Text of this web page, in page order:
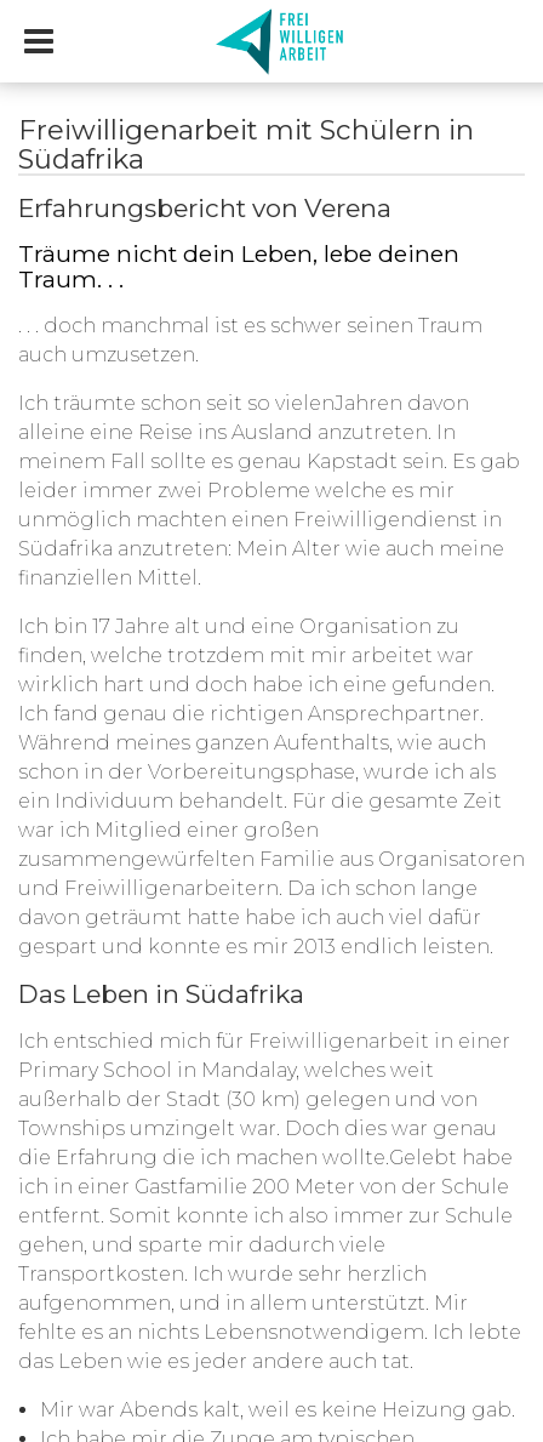
Freiwilligenarbeit mit Schülern in
Südafrika
Erfahrungsbericht von Verena
Träume nicht dein Leben, lebe deinen
Traum. . .
. . . doch manchmal ist es schwer seinen Traum
auch umzusetzen.
Ich träumte schon seit so vielenJahren davon
alleine eine Reise ins Ausland anzutreten. In
meinem Fall sollte es genau Kapstadt sein. Es gab
leider immer zwei Probleme welche es mir
unmöglich machten einen Freiwilligendienst in
Südafrika anzutreten: Mein Alter wie auch meine
finanziellen Mittel.
Ich bin 17 Jahre alt und eine Organisation zu
finden, welche trotzdem mit mir arbeitet war
wirklich hart und doch habe ich eine gefunden.
Ich fand genau die richtigen Ansprechpartner.
Während meines ganzen Aufenthalts, wie auch
schon in der Vorbereitungsphase, wurde ich als
ein Individuum behandelt. Für die gesamte Zeit
war ich Mitglied einer großen
zusammengewürfelten Familie aus Organisatoren
und Freiwilligenarbeitern. Da ich schon lange
davon geträumt hatte habe ich auch viel dafür
gespart und konnte es mir 2013 endlich leisten.
Das Leben in Südafrika
Ich entschied mich für Freiwilligenarbeit in einer
Primary School in Mandalay, welches weit
außerhalb der Stadt (30 km) gelegen und von
Townships umzingelt war. Doch dies war genau
die Erfahrung die ich machen wollte.Gelebt habe
ich in einer Gastfamilie 200 Meter von der Schule
entfernt. Somit konnte ich also immer zur Schule
gehen, und sparte mir dadurch viele
Transportkosten. Ich wurde sehr herzlich
aufgenommen, und in allem unterstützt. Mir
fehlte es an nichts Lebensnotwendigem. Ich lebte
das Leben wie es jeder andere auch tat.
Mir war Abends kalt, weil es keine Heizung gab.